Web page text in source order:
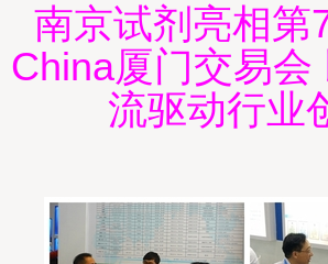
南京试剂亮相第
China厦门交易会
流驱动行业